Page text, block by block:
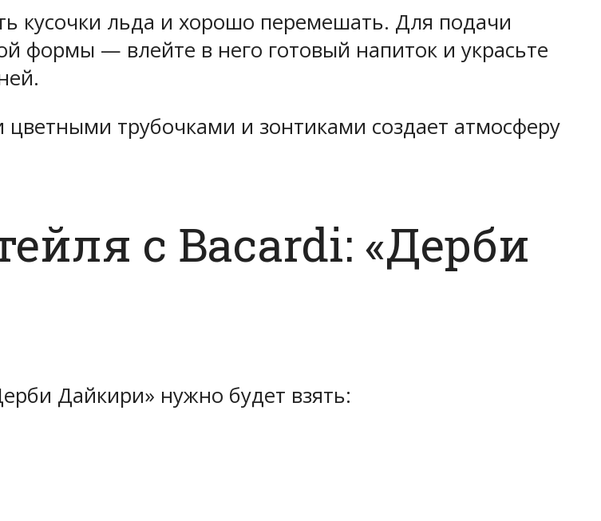
кусочки льда и хорошо перемешать. Для подачи
формы — влейте в него готовый напиток и украсьте
трубочками и зонтиками создает атмосферу
с Bacardi: «Дерби
Дайкири» нужно будет взять: